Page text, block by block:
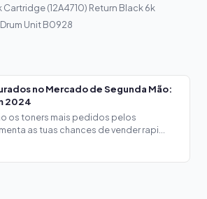
Cartridge (12A4710) Return Black 6k
Unit B0928
no Mercado de Segunda Mão:
2024
os toners mais pedidos pelos
as tuas chances de vender rapi...